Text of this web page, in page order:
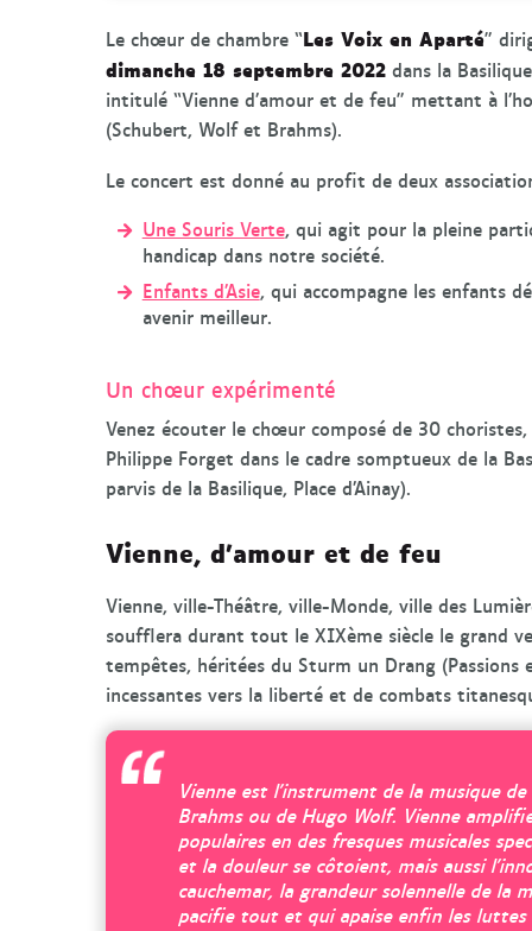
Le chœur de chambre “Les Voix en Aparté”
dimanche 18 septembre 2022 dans la
intitulé “Vienne d’amour et de feu” mettant à
(Schubert, Wolf et Brahms).
Le concert est donné au profit de deux
Une Souris Verte, qui agit pour la pleine
handicap dans notre société.
Enfants d’Asie, qui accompagne les enfants
avenir meilleur.
Un chœur expérimenté
Venez écouter le chœur composé de 30
Philippe Forget dans le cadre somptueux de la
parvis de la Basilique, Place d’Ainay).
Vienne, d’amour et de feu
Vienne, ville-Théâtre, ville-Monde, ville des
soufflera durant tout le XIXème siècle le grand
tempêtes, héritées du Sturm un Drang (Passions
incessantes vers la liberté et de combats
Vienne est l’instrument de la musique
Brahms ou de Hugo Wolf. Vienne
populaires en des fresques musicales
et la douleur se côtoient, mais aussi
cauchemar, la grandeur solennelle de la
pacifie tout et qui apaise enfin les